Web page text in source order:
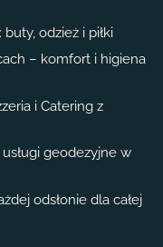
odzież i piłki
– komfort i higiena
i Catering z
geodezyjne w
odsłonie dla całej